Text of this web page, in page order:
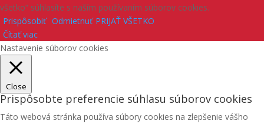
všetko“ súhlasíte s naším používaním súborov cookies.
Prispôsobiť Odmietnuť PRIJAŤ VŠETKO
Čítať viac
Nastavenie súborov cookies
Close
Prispôsobte preferencie súhlasu súborov cookies
Táto webová stránka používa súbory cookies na zlepšenie vášho